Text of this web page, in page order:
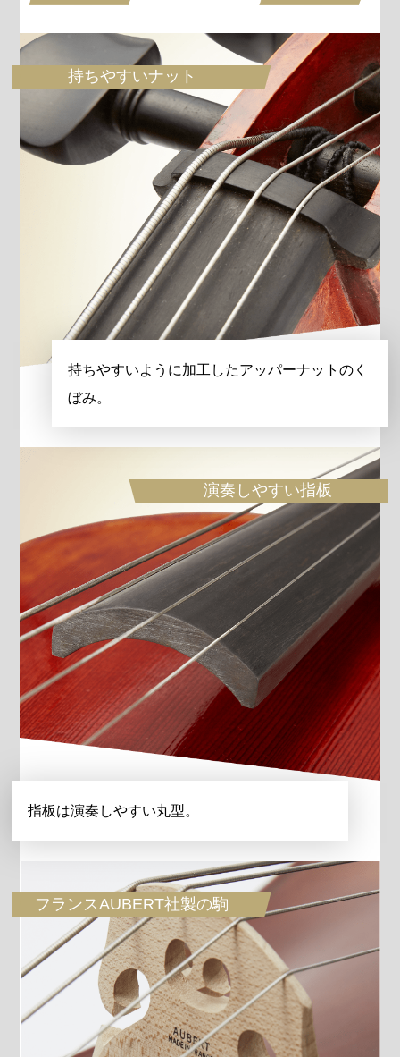
持ちやすいナット
持ちやすいように加工したアッパーナットのく
ぼみ。
演奏しやすい指板
指板は演奏しやすい丸型。
フランスAUBERT社製の駒